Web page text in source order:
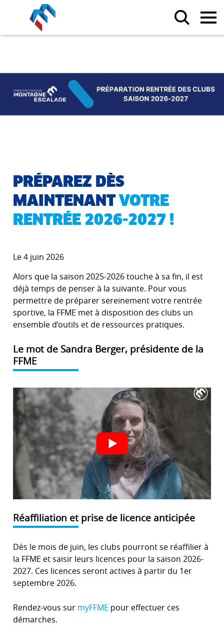
PRÉPAREZ DÈS
MAINTENANT VOTRE
RENTRÉE 2026-2027 !
Le 4 juin 2026
Alors que la saison 2025-2026 touche à sa fin, il est
déjà temps de penser à la suivante. Pour vous
permettre de préparer sereinement votre rentrée
sportive, la FFME met à disposition des clubs un
ensemble d’outils et de ressources pratiques.
Le mot de Sandra Berger, présidente de la
FFME
Réaffiliation et prise de licence anticipée
Dès le mois de juin, les clubs pourront se réaffilier à
la FFME et saisir leurs licences pour la saison 2026-
2027. Ces licences seront actives à partir du 1er
septembre 2026.
Rendez-vous sur myFFME pour effectuer ces
démarches.